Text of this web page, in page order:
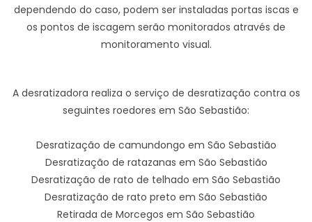
dependendo do caso, podem ser instaladas portas iscas e
os pontos de iscagem serão monitorados através de
monitoramento visual.
A desratizadora realiza o serviço de desratização contra os
seguintes roedores em São Sebastião:
Desratização de camundongo em São Sebastião
Desratização de ratazanas em São Sebastião
Desratização de rato de telhado em São Sebastião
Desratização de rato preto em São Sebastião
Retirada de Morcegos em São Sebastião